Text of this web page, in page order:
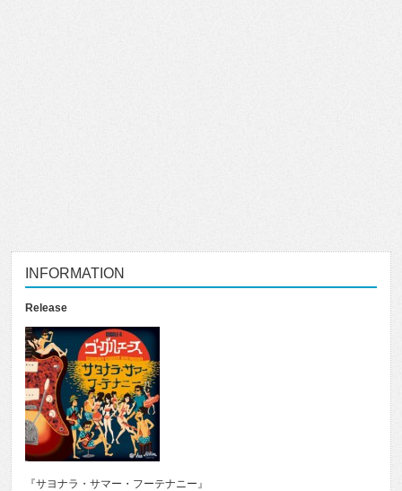
INFORMATION
Release
『サヨナラ・サマー・フーテナニー』